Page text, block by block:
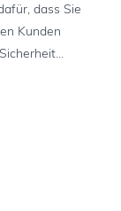
dass Sie
Kunden